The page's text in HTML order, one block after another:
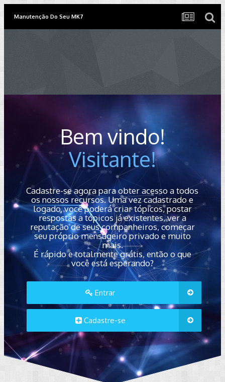
Manutenção Do Seu MK7
Bem vindo!
Visitante!
Cadastre-se agora para obter acesso a todos
os nossos recursos. Uma vez cadastrado e
logado, você poderá criar tópicos, postar
respostas a tópicos já existentes, ver a
reputação de seus companheiros, começar
seu próprio mensageiro privado e muito
mais.
É rápido e totalmente grátis, então o que
você está esperando?
Entrar
Cadastre-se